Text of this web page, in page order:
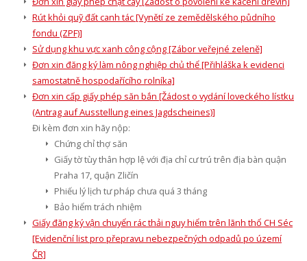
Rút khỏi quỹ đất canh tác [Vynětí ze zemědělského půdního
fondu (ZPF)]
Sử dụng khu vực xanh công cộng [Zábor veřejné zeleně]
Đơn xin đăng ký làm nông nghiệp chủ thể [Přihláška k evidenci
samostatně hospodařícího rolníka]
Đơn xin cấp giấy phép săn bắn [Žádost o vydání loveckého lístku
(Antrag auf Ausstellung eines Jagdscheines)]
Đi kèm đơn xin hãy nộp:
Chứng chỉ thợ săn
Giấy tờ tùy thân hợp lệ với địa chỉ cư trú trên địa bàn quận
Praha 17, quận Zličín
Phiếu lý lịch tư pháp chưa quá 3 tháng
Bảo hiểm trách nhiệm
Giấy đăng ký vận chuyển rác thải nguy hiểm trên lãnh thổ CH Séc
[Evidenční list pro přepravu nebezpečných odpadů po území
ČR]